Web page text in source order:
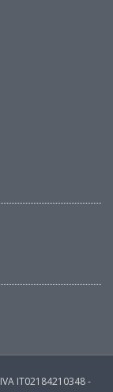
IT02184210348 -